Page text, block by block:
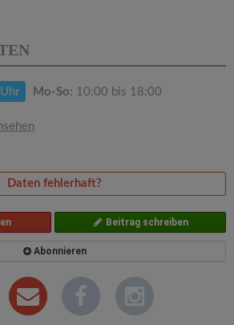
Mo-So: 10:00 bis 18:00
Daten fehlerhaft?
Beitrag schreiben
Abonnieren